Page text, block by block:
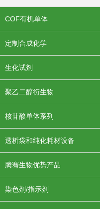
COF有机单体
定制合成化学
生化试剂
聚乙二醇衍生物
核苷酸单体系列
透析袋和纯化耗材设备
腾骞生物优势产品
染色剂/指示剂